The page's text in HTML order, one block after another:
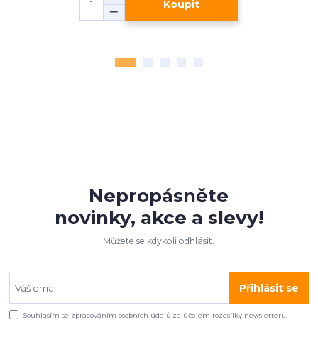
Koupit
Nepropásněte
novinky, akce a slevy!
Můžete se kdykoli odhlásit.
Přihlásit se
Souhlasím se zpracováním osobních údajů za účelem rozesílky newsletteru.